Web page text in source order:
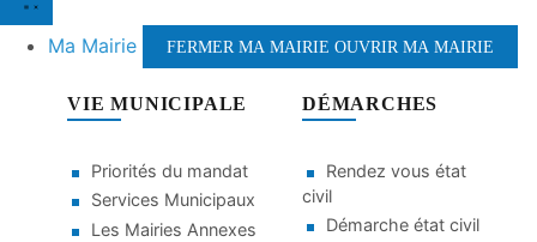
Ma Mairie FERMER MA MAIRIE OUVRIR MA MAIRIE
VIE MUNICIPALE
Priorités du mandat
Services Municipaux
Les Mairies Annexes
DÉMARCHES
Rendez vous état
civil
Démarche état civil